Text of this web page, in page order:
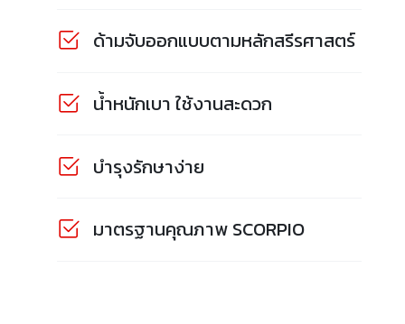
ด้ามจับออกแบบตามหลักสรีรศาสตร์
น้ำหนักเบา ใช้งานสะดวก
บำรุงรักษาง่าย
มาตรฐานคุณภาพ SCORPIO